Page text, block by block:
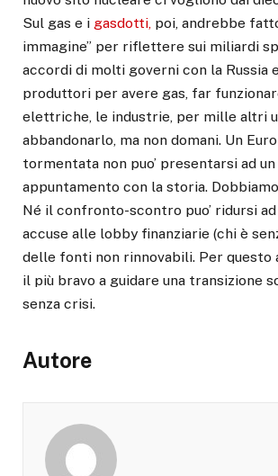
Sul gas e i gasdotti, poi, andrebbe
immagine” per riflettere sui miliardi
accordi di molti governi con la Russia
produttori per avere gas, far
elettriche, le industrie, per mille altri
abbandonarlo, ma non domani. Un
tormentata non puo’ presentarsi ad un
appuntamento con la storia.
Né il confronto-scontro puo’ ridursi
accuse alle lobby finanziarie (chi è
delle fonti non rinnovabili. Per questo
il più bravo a guidare una transizione
senza crisi.
Autore